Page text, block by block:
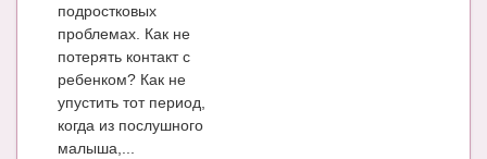
СООБЩЕСТВА
БЛОГИ
Календарь беременности
подростковых
проблемах. Как не
потерять контакт с
ребенком? Как не
упустить тот период,
когда из послушного
малыша,...